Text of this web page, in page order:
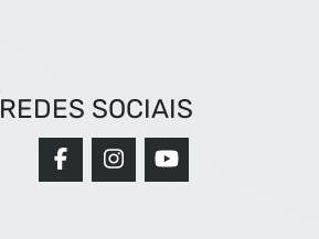
REDES SOCIAIS